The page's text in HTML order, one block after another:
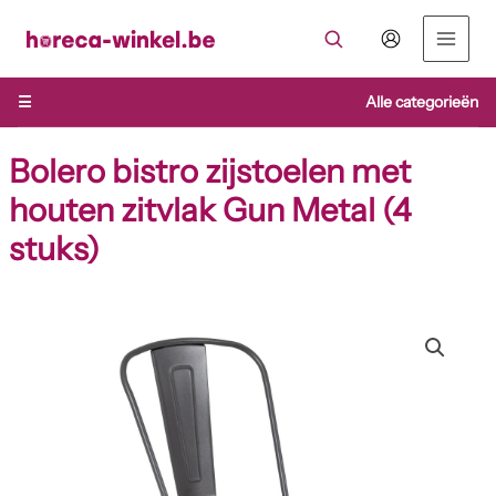
naar
inhoud
☰
Alle categorieën
Bolero bistro zijstoelen met
houten zitvlak Gun Metal (4
stuks)